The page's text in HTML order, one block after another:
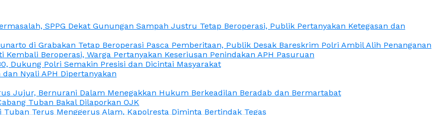
SPPG Dekat Gunungan Sampah Justru Tetap Beroperasi, Publik Pertanyakan Ketegasan dan
di Grabakan Tetap Beroperasi Pasca Pemberitaan, Publik Desak Bareskrim Polri Ambil Alih Penanganan
Beroperasi, Warga Pertanyakan Keseriusan Penindakan APH Pasuruan
Dukung Polri Semakin Presisi dan Dicintai Masyarakat
Nyali APH Dipertanyakan
Jujur, Bernurani Dalam Menegakkan Hukum Berkeadilan Beradab dan Bermartabat
Tuban Bakal Dilaporkan OJK
Terus Menggerus Alam, Kapolresta Diminta Bertindak Tegas